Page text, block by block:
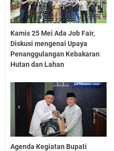
Kamis 25 Mei Ada Job Fair,
Diskusi mengenai Upaya
Penanggulangan Kebakaran
Hutan dan Lahan
Agenda Kegiatan Bupati